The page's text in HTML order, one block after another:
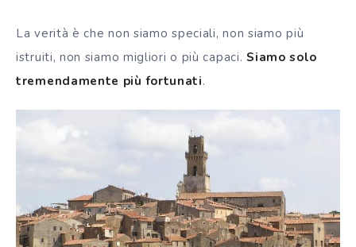
La verità è che non siamo speciali, non siamo più
istruiti, non siamo migliori o più capaci.Siamo solo
tremendamente più fortunati.